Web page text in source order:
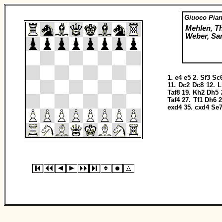
Giuoco
Mehlen,
Weber,
1. e4 e52. Sf3
11. Dc2 Dc8 12.
Taf819.Kh2 Dh5
Taf427. Tf1 Dh6
exd435. cxd4 Se7